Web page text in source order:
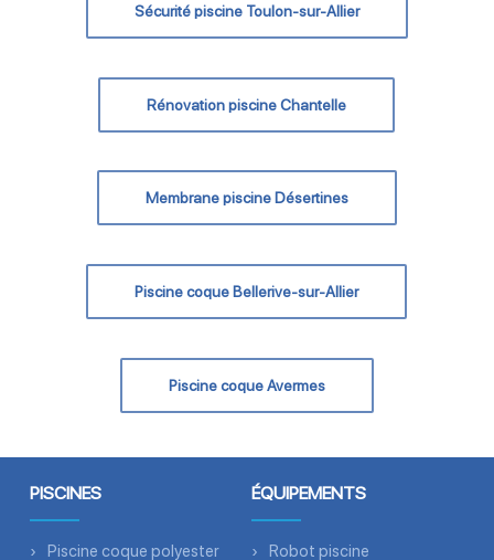
Sécurité piscine Toulon-sur-Allier
Rénovation piscine Chantelle
Membrane piscine Désertines
Piscine coque Bellerive-sur-Allier
Piscine coque Avermes
PISCINES
Piscine coque polyester
ÉQUIPEMENTS
Robot piscine